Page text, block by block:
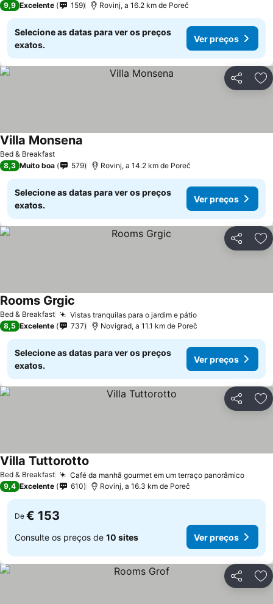
9,9 Excelente 159 Rovinj, a 16.2 km de Poreč
Selecione as datas para ver os preços
exatos.
Ver preços
Partilhar
Bed & Breakfast
Villa Monsena
8,3 Muito boa 579 Rovinj, a 14.2 km de Poreč
Selecione as datas para ver os preços
exatos.
Ver preços
Partilhar
Bed & Breakfast Vistas tranquilas para o jardim e pátio
Rooms Grgic
8,5 Excelente 737 Novigrad, a 11.1 km de Poreč
Selecione as datas para ver os preços
exatos.
Ver preços
Partilhar
Bed & Breakfast Café da manhã gourmet em um terraço panorâmico
Villa Tuttorotto
9,4 Excelente 610 Rovinj, a 16.3 km de Poreč
De € 153
Consulte os preços de 10 sites Ver preços
Partilhar